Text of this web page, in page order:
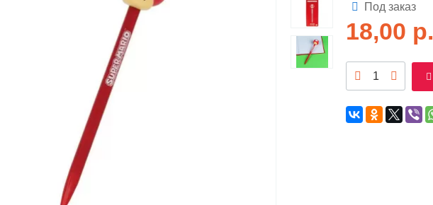
Под заказ
18,00 р.